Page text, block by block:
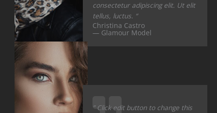
consectetur adipiscing elit. Ut elit
tellus, luctus. “
Christina Castro
— Glamour Model
” Click edit button to change this